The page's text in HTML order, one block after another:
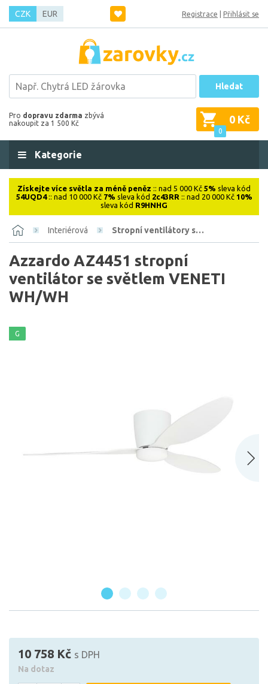
CZK EUR Registrace Přihlásit se
Hledat
Pro dopravu zdarma zbývá
nakoupit za 1 500 Kč
0
0 Kč
Kategorie
Získejte více světla za méně peněz :: nad 5 000 Kč 5% sleva kód
54UQD4:: nad 10 000 Kč 7% sleva kód 2c43RR :: nad 20 000 Kč 10%
sleva kód R9HNHG
Interiérová Stropní ventilátory s…
Azzardo AZ4451 stropní
ventilátor se světlem VENETI
WH/WH
G
10 758 Kč s DPH
Na dotaz